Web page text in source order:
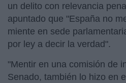
un delito con relevancia
apuntado que "España no
miente en sede
por ley a decir la verdad".
"Mentir en una comisión de
Senado, también lo hizo en